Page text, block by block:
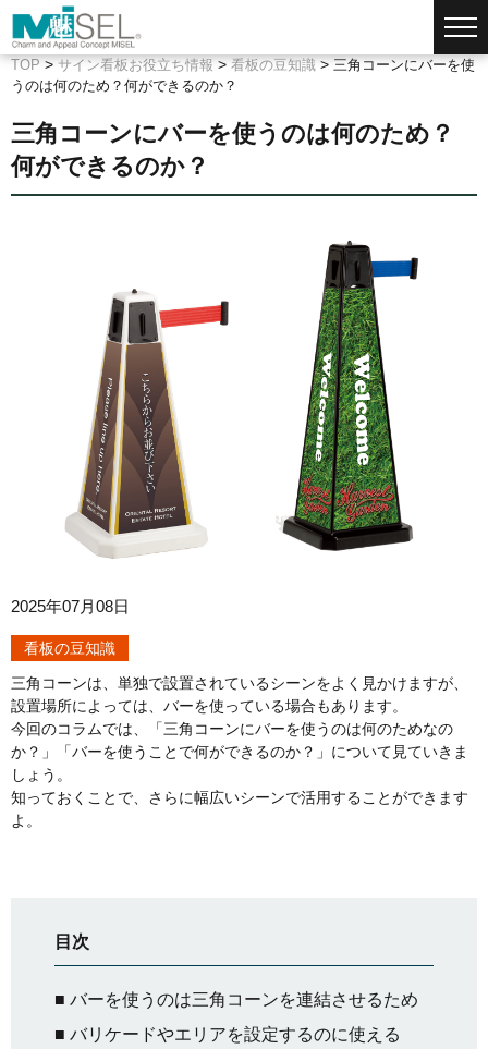
TOP>サイン看板お役立ち情報>看板の豆知識>三角コーンにバーを使
うのは何のため？何ができるのか？
三角コーンにバーを使うのは何のため？
何ができるのか？
2025年07月08日
看板の豆知識
三角コーンは、単独で設置されているシーンをよく見かけますが、
設置場所によっては、バーを使っている場合もあります。
今回のコラムでは、「三角コーンにバーを使うのは何のためなの
か？」「バーを使うことで何ができるのか？」について見ていきま
しょう。
知っておくことで、さらに幅広いシーンで活用することができます
よ。
目次
■ バーを使うのは三角コーンを連結させるため
■ バリケードやエリアを設定するのに使える